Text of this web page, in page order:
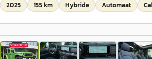
2025 155 km Hybride Automaat